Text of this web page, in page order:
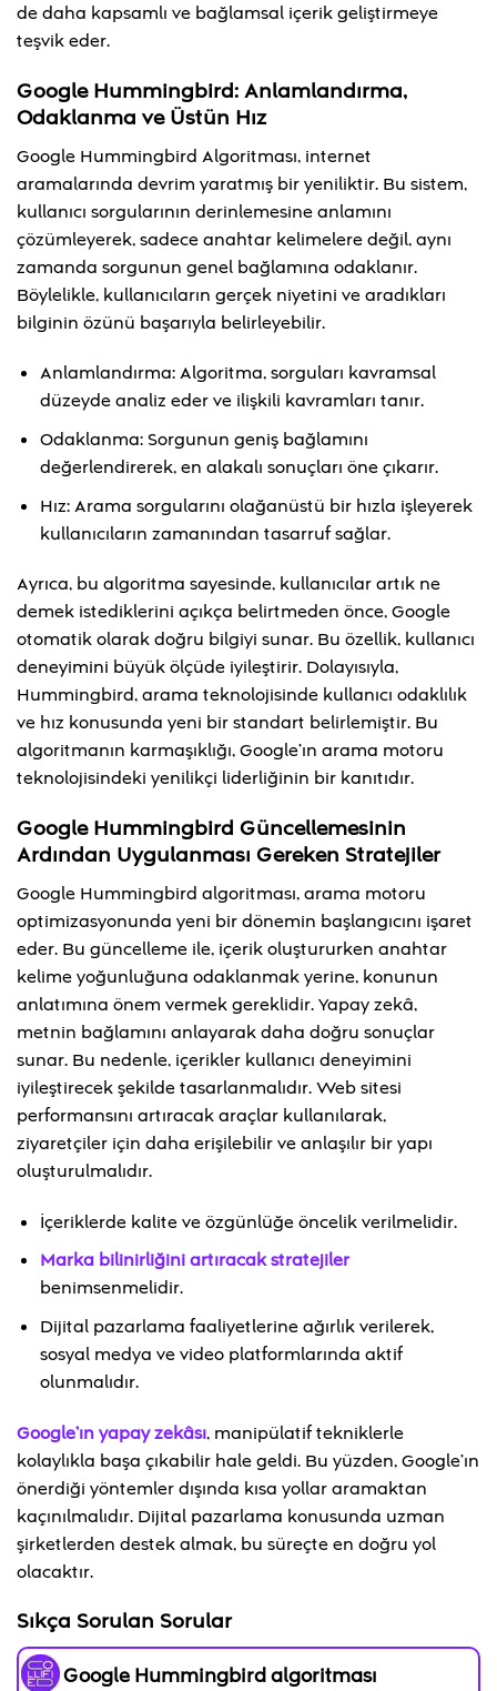
de daha kapsamlı ve bağlamsal içerik geliştirmeye
teşvik eder.
Google Hummingbird: Anlamlandırma,
Odaklanma ve Üstün Hız
Google Hummingbird Algoritması, internet
aramalarında devrim yaratmış bir yeniliktir. Bu sistem,
kullanıcı sorgularının derinlemesine anlamını
çözümleyerek, sadece anahtar kelimelere değil, aynı
zamanda sorgunun genel bağlamına odaklanır.
Böylelikle, kullanıcıların gerçek niyetini ve aradıkları
bilginin özünü başarıyla belirleyebilir.
Anlamlandırma: Algoritma, sorguları kavramsal
düzeyde analiz eder ve ilişkili kavramları tanır.
Odaklanma: Sorgunun geniş bağlamını
değerlendirerek, en alakalı sonuçları öne çıkarır.
Hız: Arama sorgularını olağanüstü bir hızla işleyerek
kullanıcıların zamanından tasarruf sağlar.
Ayrıca, bu algoritma sayesinde, kullanıcılar artık ne
demek istediklerini açıkça belirtmeden önce, Google
otomatik olarak doğru bilgiyi sunar. Bu özellik, kullanıcı
deneyimini büyük ölçüde iyileştirir. Dolayısıyla,
Hummingbird, arama teknolojisinde kullanıcı odaklılık
ve hız konusunda yeni bir standart belirlemiştir. Bu
algoritmanın karmaşıklığı, Google’ın arama motoru
teknolojisindeki yenilikçi liderliğinin bir kanıtıdır.
Google Hummingbird Güncellemesinin
Ardından Uygulanması Gereken Stratejiler
Google Hummingbird algoritması, arama motoru
optimizasyonunda yeni bir dönemin başlangıcını işaret
eder. Bu güncelleme ile, içerik oluştururken anahtar
kelime yoğunluğuna odaklanmak yerine, konunun
anlatımına önem vermek gereklidir. Yapay zekâ,
metnin bağlamını anlayarak daha doğru sonuçlar
sunar. Bu nedenle, içerikler kullanıcı deneyimini
iyileştirecek şekilde tasarlanmalıdır. Web sitesi
performansını artıracak araçlar kullanılarak,
ziyaretçiler için daha erişilebilir ve anlaşılır bir yapı
oluşturulmalıdır.
İçeriklerde kalite ve özgünlüğe öncelik verilmelidir.
Marka bilinirliğini artıracak stratejiler
benimsenmelidir.
Dijital pazarlama faaliyetlerine ağırlık verilerek,
sosyal medya ve video platformlarında aktif
olunmalıdır.
Google’ın yapay zekâsı, manipülatif tekniklerle
kolaylıkla başa çıkabilir hale geldi. Bu yüzden, Google’ın
önerdiği yöntemler dışında kısa yollar aramaktan
kaçınılmalıdır. Dijital pazarlama konusunda uzman
şirketlerden destek almak, bu süreçte en doğru yol
olacaktır.
Sıkça Sorulan Sorular
Google Hummingbird algoritması